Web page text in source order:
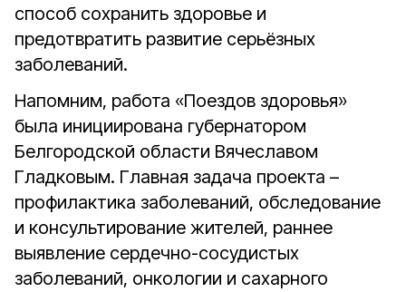
способ сохранить здоровье и
предотвратить развитие серьёзных
заболеваний.
Напомним, работа «Поездов здоровья»
была инициирована губернатором
Белгородской области Вячеславом
Гладковым. Главная задача проекта –
профилактика заболеваний, обследование
и консультирование жителей, раннее
выявление сердечно-сосудистых
заболеваний, онкологии и сахарного